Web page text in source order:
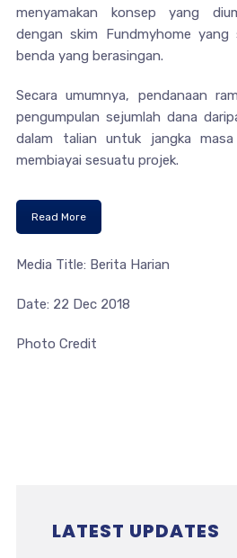
menyamakan konsep yang
dengan skim Fundmyhome yang
benda yang berasingan.
Secara umumnya, pendanaan
pengumpulan sejumlah dana
dalam talian untuk jangka
membiayai sesuatu projek.
Read More
Media Title: Berita Harian
Date: 22 Dec 2018
Photo Credit
LATEST UPDATES